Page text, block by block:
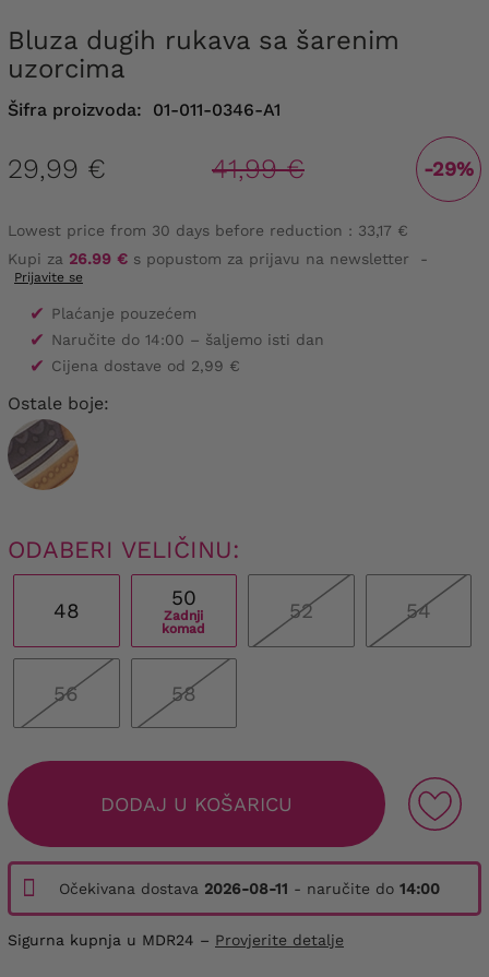
Bluza dugih rukava sa šarenim
uzorcima
Šifra proizvoda: 01-011-0346-A1
29,99 € 41,99 € -29%
Lowest price from 30 days before reduction : 33,17 €
Kupi za 26.99 € s popustom za prijavu na newsletter -
Prijavite se
✔ Plaćanje pouzećem
✔ Naručite do 14:00 – šaljemo isti dan
✔ Cijena dostave od 2,99 €
Ostale boje:
ODABERI VELIČINU:
48
50
Zadnji
komad
52 54
56 58
DODAJ U KOŠARICU
Očekivana dostava 2026-08-11 - naručite do 14:00
Sigurna kupnja u MDR24 – Provjerite detalje